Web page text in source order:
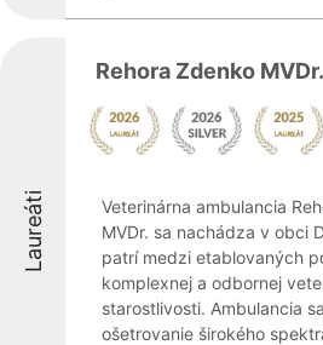
Laureáti
Rehora Zdenko MVDr.
Veterinárna ambulancia
MVDr. sa nachádza v obci
patrí medzi etablovaných
komplexnej a odbornej
starostlivosti. Ambulancia
ošetrovanie širokého